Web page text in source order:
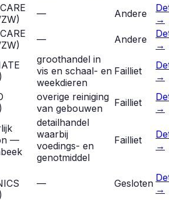
) — Andere
→
) — Andere
→
)
groothandel in
vis en schaal- en
weekdieren
Failliet
→
)
overige reiniging
van gebouwen
Failliet
→
—
detailhandel
waarbij
voedings- en
genotmiddel
Failliet
→
)
— Gesloten →